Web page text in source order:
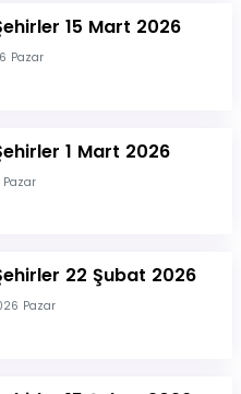
15 Mart 2026
Pazar
1 Mart 2026
22 Şubat 2026
Pazar